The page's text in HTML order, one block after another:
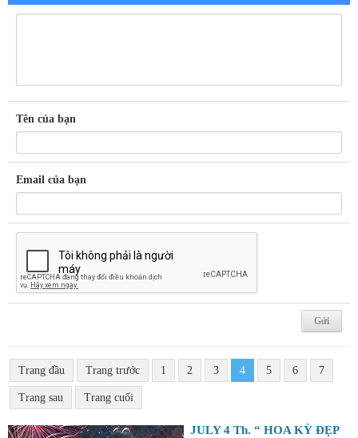
Tên của bạn
Email của bạn
Trang đầu Trang trước 1 2 3 4 5 6 7
Trang sau Trang cuối
JULY 4 Th. “ HOA KỲ ĐẸP